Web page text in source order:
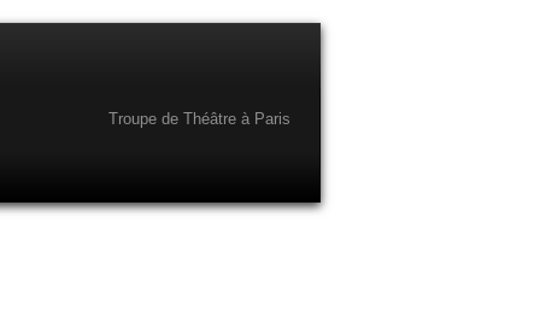
Troupe de Théâtre à Paris